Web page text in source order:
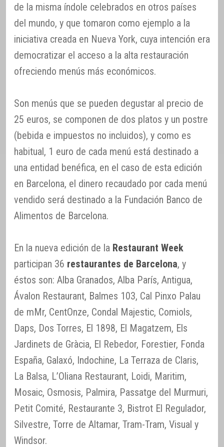
de la misma índole celebrados en otros países
del mundo, y que tomaron como ejemplo a la
iniciativa creada en Nueva York, cuya intención era
democratizar el acceso a la alta restauración
ofreciendo menús más económicos.
Son menús que se pueden degustar al precio de
25 euros, se componen de dos platos y un postre
(bebida e impuestos no incluidos), y como es
habitual, 1 euro de cada menú está destinado a
una entidad benéfica, en el caso de esta edición
en Barcelona, el dinero recaudado por cada menú
vendido será destinado a la Fundación Banco de
Alimentos de Barcelona.
En la nueva edición de la Restaurant Week
participan 36 restaurantes de Barcelona, y
éstos son: Alba Granados, Alba París, Antigua,
Ávalon Restaurant, Balmes 103, Cal Pinxo Palau
de mMr, CentOnze, Condal Majestic, Comiols,
Daps, Dos Torres, El 1898, El Magatzem, Els
Jardinets de Gràcia, El Rebedor, Forestier, Fonda
España, Galaxó, Indochine, La Terraza de Claris,
La Balsa, L’Oliana Restaurant, Loidi, Maritim,
Mosaic, Osmosis, Palmira, Passatge del Murmuri,
Petit Comité, Restaurante 3, Bistrot El Regulador,
Silvestre, Torre de Altamar, Tram-Tram, Visual y
Windsor.